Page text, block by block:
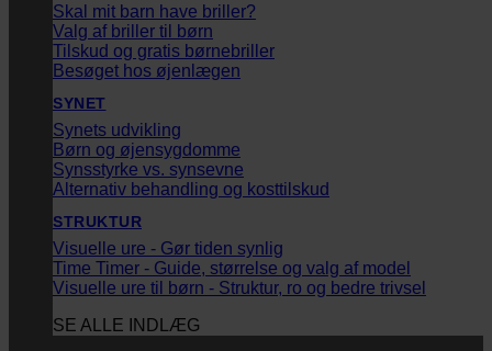
Skal mit barn have briller?
Valg af briller til børn
Tilskud og gratis børnebriller
Besøget hos øjenlægen
SYNET
Synets udvikling
Børn og øjensygdomme
Synsstyrke vs. synsevne
Alternativ behandling og kosttilskud
STRUKTUR
Visuelle ure - Gør tiden synlig
Time Timer - Guide, størrelse og valg af model
Visuelle ure til børn - Struktur, ro og bedre trivsel
SE ALLE INDLÆG